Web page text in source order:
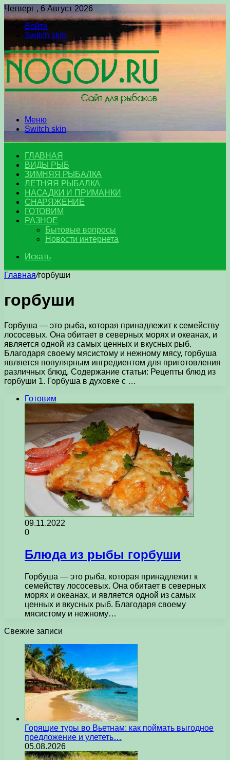
Четверг , 6 Август 2026
Войти
Switch skin
Меню
Switch skin
ГЛАВНАЯ
ВИДЫ РЫБ
ЗИМНЯЯ РЫБАЛКА
ЛЕТНЯЯ РЫБАЛКА
НАСАДКИ И ПРИМАНКИ
СНАРЯЖЕНИЕ
ГОТОВИМ
РАЗНОЕ
Бытовые вопросы
Новости интернета
Искать
Главная/горбуши
горбуши
Горбуша — это рыба, которая принадлежит к семейству
лососевых. Она обитает в северных морях и океанах, и
является одной из самых ценных и вкусных рыб.
Благодаря своему мясистому и нежному мясу, горбуша
является популярным ингредиентом для приготовления
различных блюд. Содержание статьи: Рецепты блюд из
горбуши 1. Горбуша в духовке с …
Готовим
09.11.2022
0
Блюда из рыбы горбуши
Горбуша — это рыба, которая принадлежит к
семейству лососевых. Она обитает в северных
морях и океанах, и является одной из самых
ценных и вкусных рыб. Благодаря своему
мясистому и нежному…
Свежие записи
Горящие туры во Вьетнам: как поймать выгодное
предложение и улететь…
05.08.2026